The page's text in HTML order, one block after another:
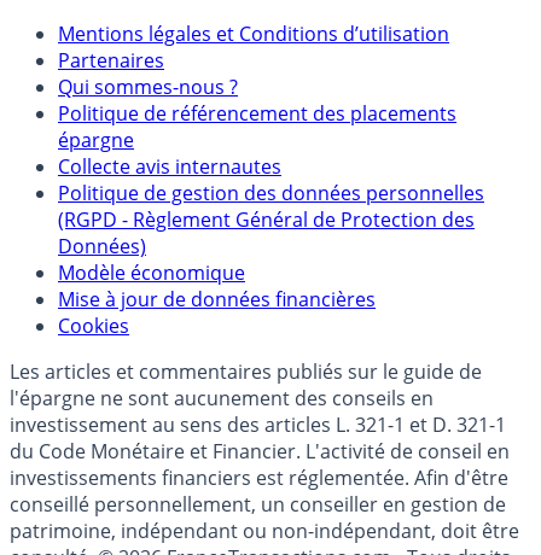
Mentions
Mentions légales et Conditions d’utilisation
Partenaires
Qui sommes-nous ?
Politique de référencement des placements
épargne
Collecte avis internautes
Politique de gestion des données personnelles
(RGPD - Règlement Général de Protection des
Données)
Modèle économique
Cookies
Les articles et commentaires publiés sur le guide de
l'épargne ne sont aucunement des conseils en
investissement au sens des articles L. 321-1 et D. 321-1
du Code Monétaire et Financier. L'activité de conseil en
investissements financiers est réglementée. Afin d'être